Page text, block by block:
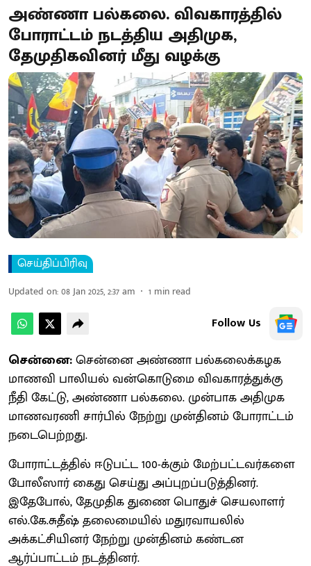
அண்ணா பல்கலை. விவகாரத்தில்
போராட்டம் நடத்திய அதிமுக,
தேமுதிகவினர் மீது வழக்கு
செய்திப்பிரிவு
Updated on:08 Jan 2025, 2:37 am 1 min read
Follow Us
சென்னை:சென்னை அண்ணா பல்கலைக்கழக
மாணவி பாலியல் வன்கொடுமை விவகாரத்துக்கு
நீதி கேட்டு, அண்ணா பல்கலை. முன்பாக அதிமுக
மாணவரணி சார்பில் நேற்று முன்தினம் போராட்டம்
நடைபெற்றது.
போராட்டத்தில் ஈடுபட்ட 100-க்கும் மேற்பட்டவர்களை
போலீஸார் கைது செய்து அப்புறப்படுத்தினர்.
இதேபோல், தேமுதிக துணை பொதுச் செயலாளர்
எல்.கே.சுதீஷ் தலைமையில் மதுரவாயலில்
அக்கட்சியினர் நேற்று முன்தினம் கண்டன
ஆர்ப்பாட்டம் நடத்தினர்.